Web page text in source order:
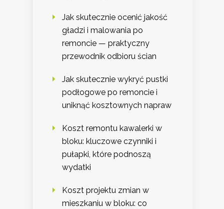
Jak skutecznie ocenić jakość
gładzi i malowania po
remoncie — praktyczny
przewodnik odbioru ścian
Jak skutecznie wykryć pustki
podłogowe po remoncie i
uniknąć kosztownych napraw
Koszt remontu kawalerki w
bloku: kluczowe czynniki i
pułapki, które podnoszą
wydatki
Koszt projektu zmian w
mieszkaniu w bloku: co